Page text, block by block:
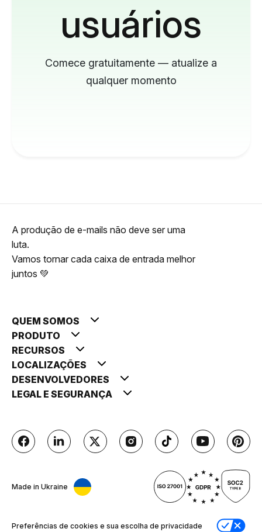
usuários
Comece gratuitamente — atualize a
qualquer momento
A produção de e-mails não deve ser uma
luta.
Vamos tornar cada caixa de entrada melhor
juntos 💚
QUEM SOMOS
PRODUTO
RECURSOS
LOCALIZAÇÕES
DESENVOLVEDORES
LEGAL E SEGURANÇA
Made in Ukraine
Preferências de cookies e sua escolha de privacidade